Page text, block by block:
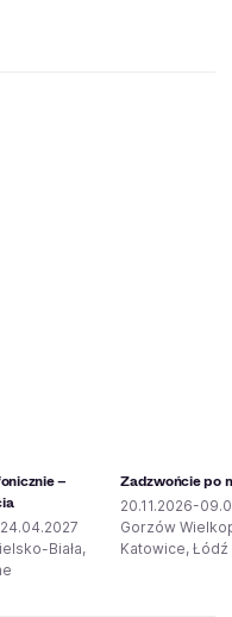
–
Biała,
Zadzwońcie po
20.11.2026-
Gorzów
Katowice, Łódź